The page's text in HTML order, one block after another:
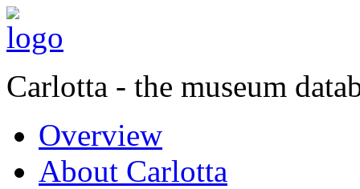
Carlotta - the museum
Overview
About Carlotta